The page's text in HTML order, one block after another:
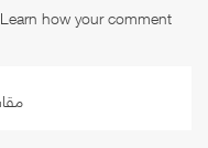
Learn how your comment